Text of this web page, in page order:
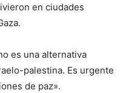
en ciudades
es una alternativa
palestina. Es urgente
de paz».